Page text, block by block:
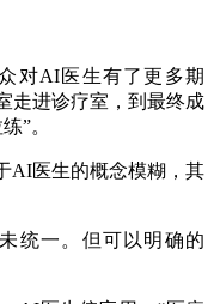
AI医生有了更多期
走进诊疗室，到最终成
”。
医生的概念模糊，其
一。但可以明确的